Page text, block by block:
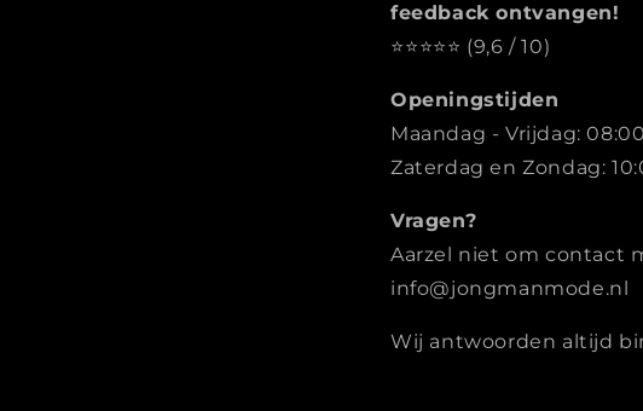
feedback ontvangen!
⭐️️️️️️️️️️️️️️️⭐️⭐️⭐️⭐️ (9,6 / 10)
Openingstijden
Maandag - Vrijdag:
Zaterdag en Zondag:
Vragen?
Aarzel niet om contact
info@jongmanmode.nl
Wij antwoorden altijd